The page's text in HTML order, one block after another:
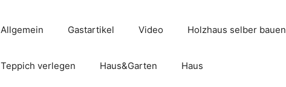
Allgemein Gastartikel Video Holzhaus selber bauen
Teppich verlegen Haus&Garten Haus